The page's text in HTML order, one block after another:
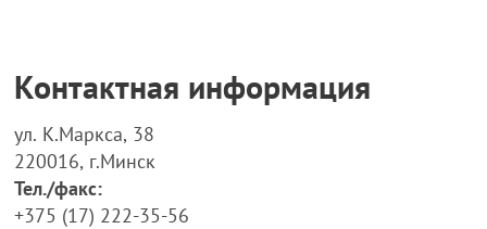
Контактная информация
ул. К.Маркса, 38
220016, г.Минск
Тел./факс:
+375 (17) 222-35-56